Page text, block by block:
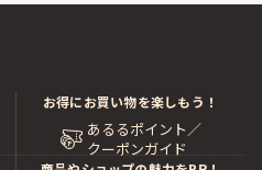
お得にお買い物を楽しもう！
あるるポイント／
クーポンガイド